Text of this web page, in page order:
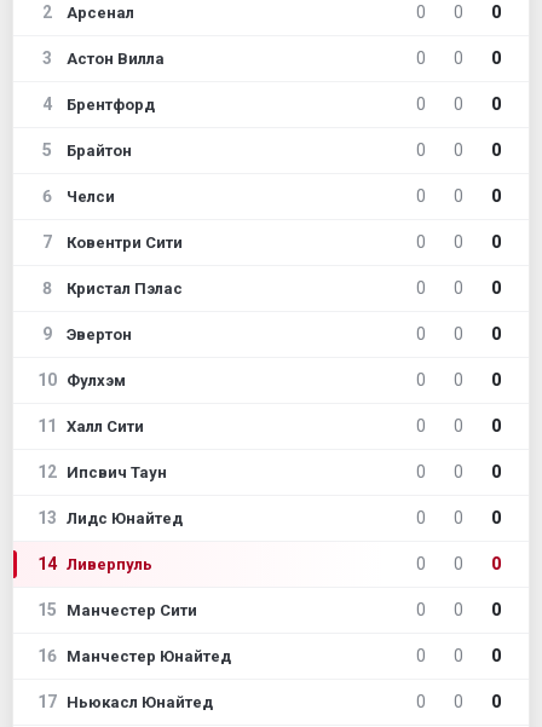
2 Арсенал 0 0 0
3 Астон Вилла 0 0 0
4 Брентфорд 0 0 0
5 Брайтон 0 0 0
6 Челси 0 0 0
7 Ковентри Сити 0 0 0
8 Кристал Пэлас 0 0 0
9 Эвертон 0 0 0
10 Фулхэм 0 0 0
11 Халл Сити 0 0 0
12 Ипсвич Таун 0 0 0
13 Лидс Юнайтед 0 0 0
14 Ливерпуль 0 0 0
15 Манчестер Сити 0 0 0
16 Манчестер Юнайтед 0 0 0
17 Ньюкасл Юнайтед 0 0 0